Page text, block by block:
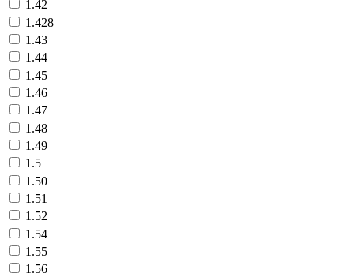
1.42
1.428
1.43
1.44
1.45
1.46
1.47
1.48
1.49
1.5
1.50
1.51
1.52
1.54
1.55
1.56